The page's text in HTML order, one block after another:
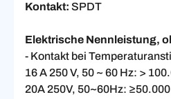
Kontakt: SPDT
Elektrische Nennleistung,
- Kontakt bei
16 A 250 V, 50 ~ 60 Hz: >
20A 250V, 50~60Hz: